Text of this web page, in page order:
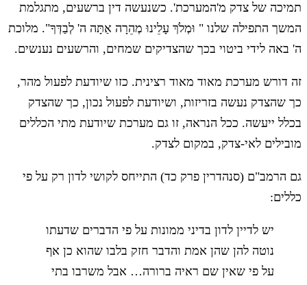
תמיכה של צדק מ'המערכת'. כשנעשה דין ברשעים, מתגלמת
המשך התפילה שלנו " וּמְלֹךְ עָלֵינוּ מְהֵרָה אַתָּה ה' לְבַדְּךָ". מלוכת
ה' באה לידי ביטוי בכך שהצדיקים שמחים, והרשעים נענשים.
זה דורש מערכת מאוד מאוד רצינית. כזו שיודעת לפעול מהר,
כך שהצדק נעשה בזריזות, ושיודעת לפעול נכון, כך שהצדק
בכלל ייעשה. ככל הנראה, זו גם מערכת שיודעת מתי הכללים
מובילים לאי-צדק, במקום לצדק.
גם הרמב"ם (סנהדרין פרק כד) התייחס לקושי לדון רק על פי
כללים:
יש לדיין לדון בדיני ממונות על פי הדברים שדעתו
נוטה להן שהן אמת והדבר חזק בלבו שהוא כן אף
על פי שאין שם ראיה ברורה… אבל משרבו בתי